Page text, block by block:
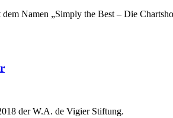
Namen „Simply the Best – Die
der W.A. de Vigier Stiftung.